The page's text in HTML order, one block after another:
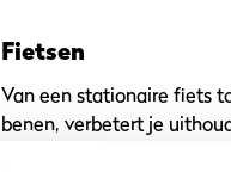
Fietsen
Van een stationaire fiets
benen, verbetert je